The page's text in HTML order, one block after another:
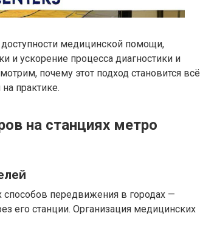
медицинской помощи,
и ускорение процесса диагностики и
почему этот подход становится всё
практике.
на станциях метро
передвижения в городах —
его станции. Организация медицинских